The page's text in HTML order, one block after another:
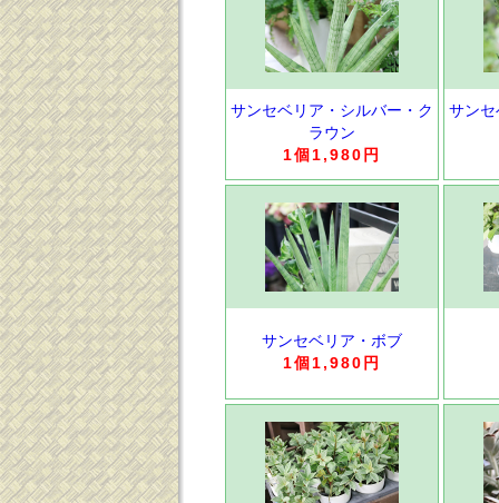
サンセベリア・シルバー・ク
ラウン
1個1,980円
サン
サンセベリア・ボブ
1個1,980円